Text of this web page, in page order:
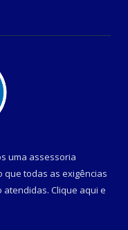
uma assessoria
que todas as exigências
Clique aqui e